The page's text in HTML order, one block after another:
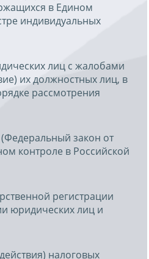
в Едином
индивидуальных
лиц с жалобами
их должностных лиц, в
рассмотрения
закон от
контроле в Российской
регистрации
юридических лиц и
налоговых